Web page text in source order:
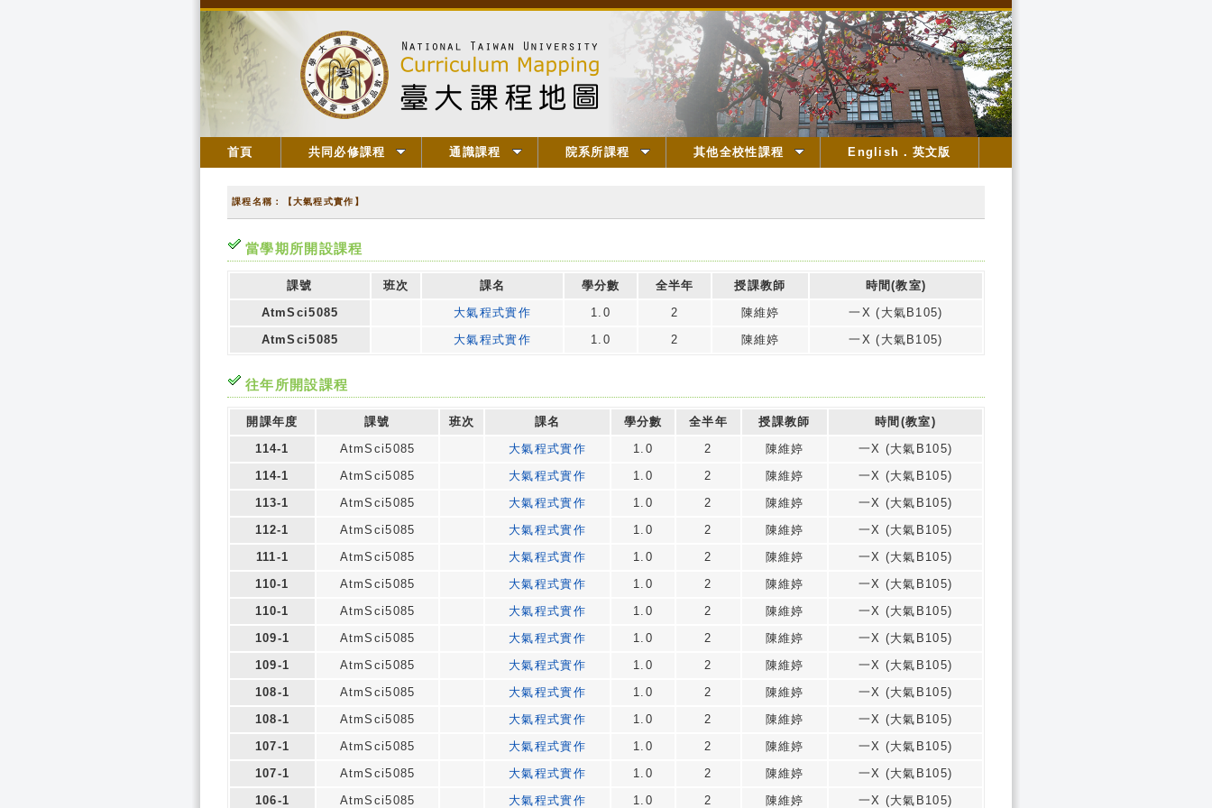
首頁 共同必修課程 通識課程 院系所課程 其他全校性課程 English．英文版
課程名稱：【大氣程式實作】
當學期所開設課程
課號 班次 課名 學分數 全半年 授課教師
時間(教室)
AtmSci5085
大氣程式實作 1.0 2 陳維婷
一X (大氣B105)
AtmSci5085
大氣程式實作 1.0 2 陳維婷 一X (大氣B105)
往年所開設課程
開課年度 課號 班次 課名 學分數 全半年 授課教師
時間(教室)
114-1
AtmSci5085 大氣程式實作 1.0 2 陳維婷
一X (大氣B105)
114-1
AtmSci5085 大氣程式實作 1.0 2 陳維婷
一X (大氣B105)
113-1
AtmSci5085 大氣程式實作 1.0 2 陳維婷
一X (大氣B105)
112-1
AtmSci5085 大氣程式實作 1.0 2 陳維婷
一X (大氣B105)
111-1
AtmSci5085 大氣程式實作 1.0 2 陳維婷
一X (大氣B105)
110-1
AtmSci5085 大氣程式實作 1.0 2 陳維婷
一X (大氣B105)
110-1
AtmSci5085 大氣程式實作 1.0 2 陳維婷
一X (大氣B105)
109-1
AtmSci5085 大氣程式實作 1.0 2 陳維婷
一X (大氣B105)
109-1
AtmSci5085 大氣程式實作 1.0 2 陳維婷
一X (大氣B105)
108-1
AtmSci5085 大氣程式實作 1.0 2 陳維婷
一X (大氣B105)
108-1
AtmSci5085 大氣程式實作 1.0 2 陳維婷
一X (大氣B105)
107-1
AtmSci5085 大氣程式實作 1.0 2 陳維婷
一X (大氣B105)
107-1
AtmSci5085 大氣程式實作 1.0 2 陳維婷
一X (大氣B105)
106-1
AtmSci5085 大氣程式實作 1.0 2 陳維婷 一X (大氣B105)